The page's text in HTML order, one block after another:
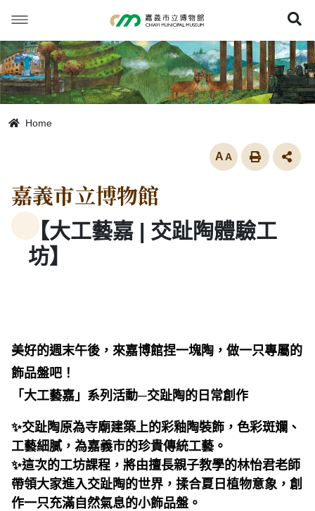
要
內
容
Home
放大
嘉義市立博物館
【大工藝嘉 | 交趾陶體驗工
坊】
美好的週末午後，來嘉博館捏一塊陶，做一只專屬的
飾品盤吧！
「大工藝嘉」系列活動─交趾陶的日常創作
✨交趾陶原為寺廟建築上的彩釉陶裝飾，色彩斑斕、
工藝細膩，為嘉義市的珍貴傳統工藝。
✨這次的工坊課程，將由擅長親子教學的林怡君老師
帶領大家進入交趾陶的世界，揉合夏日植物意象，創
作一只充滿自然氣息的小飾品盤。